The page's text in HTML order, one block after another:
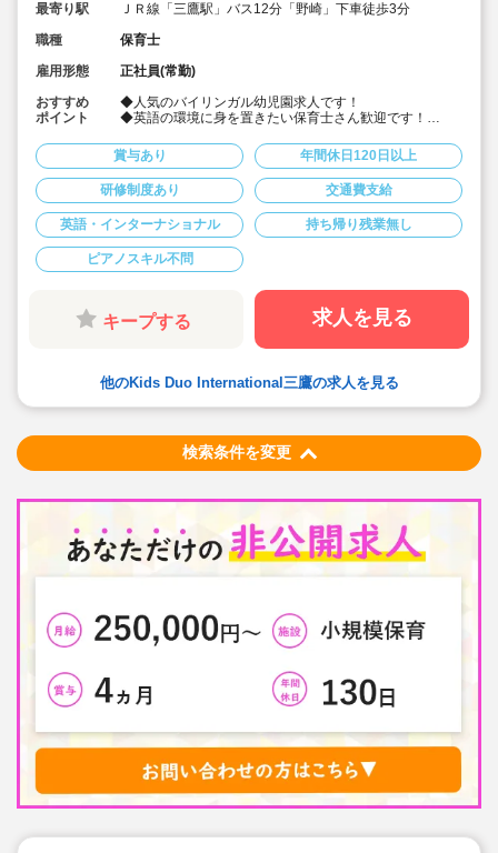
最寄り駅
ＪＲ線「三鷹駅」バス12分「野崎」下車徒歩3分
職種
保育士
雇用形態
正社員(常勤)
おすすめ
ポイント
◆人気のバイリンガル幼児園求人です！
◆英語の環境に身を置きたい保育士さん歓迎です！
インターナショナルな職場環境に興味がある方歓迎）
◆複数担任制でバイリンガル保育士・ネイティブ講師と
の3名体制で低年齢児の担任からスタートします。徐々に
お仕事に慣れていけます。
◆入社してすぐ、スタートアップ研修が実施され、しっ
かりと教えてもらえるので、安心です！
◆アメリカ、イギリス、オーストラリア、カナダ出身な
ど様々な国籍の先生方が在職しています
◆メインの勤務時間は9:00~17:00の8時間、土日祝日は
お休みです。プライベートの時間もしっかり確保してい
◆年間休日120日以上です
◆子育てや家事と両立しながら、活躍いただいている方
もたくさんいらっしゃいます
上がると給与アップします。※昇給年2回あります
賞与あり 年間休日120日以上
研修制度あり 交通費支給
英語・インターナショナル 持ち帰り残業無し
ピアノスキル不問
キープする 求人を見る
他のKids Duo International三鷹の求人を見る
検索条件を変更